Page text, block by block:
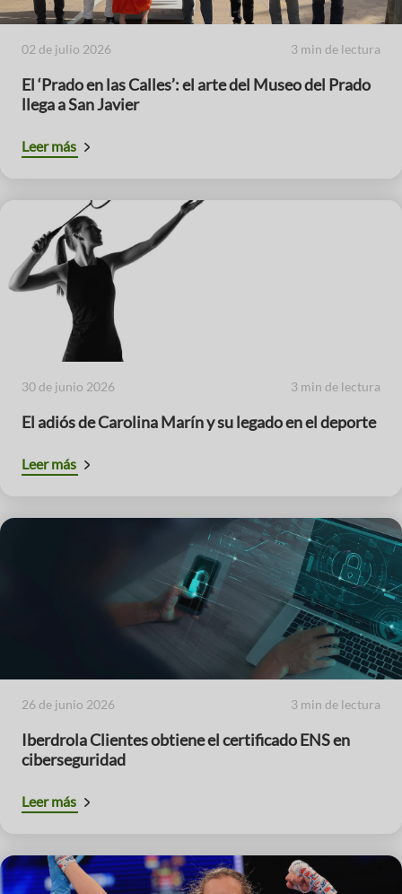
02 de julio 2026 3 min de lectura
El ‘Prado en las Calles’: el arte del Museo del Prado
llega a San Javier
Leer más
30 de junio 2026 3 min de lectura
El adiós de Carolina Marín y su legado en el deporte
Leer más
26 de junio 2026 3 min de lectura
Iberdrola Clientes obtiene el certificado ENS en
ciberseguridad
Leer más